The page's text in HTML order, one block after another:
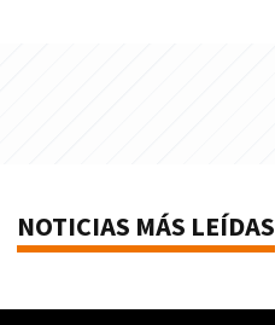
NOTICIAS MÁS LEÍDAS